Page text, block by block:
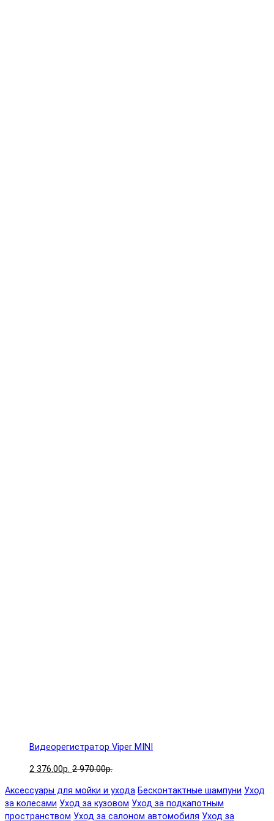
Видеорегистратор Viper MINI
2 376.00р. 2 970.00р.
Аксессуары для мойки и ухода Бесконтактные шампуни Уход
за колесами Уход за кузовом Уход за подкапотным
пространством Уход за салоном автомобиля Уход за